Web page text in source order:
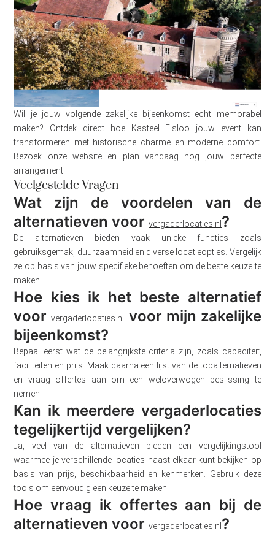
Wil je jouw volgende zakelijke bijeenkomst echt memorabel
maken? Ontdek direct hoe
Kasteel Elsloo jouw event kan
transformeren met historische charme en moderne comfort.
Bezoek onze website en plan vandaag nog jouw perfecte
arrangement.
Veelgestelde Vragen
Wat zijn de voordelen van de
alternatieven voorvergaderlocaties.nl ?
De alternatieven bieden vaak unieke functies zoals
gebruiksgemak, duurzaamheid en diverse locatieopties. Vergelijk
ze op basis van jouw specifieke behoeften om de beste keuze te
maken.
Hoe kies ik het beste alternatief
voorvergaderlocaties.nl
voor mijn zakelijke
bijeenkomst?
Bepaal eerst wat de belangrijkste criteria zijn, zoals capaciteit,
faciliteiten en prijs. Maak daarna een lijst van de topalternatieven
en vraag offertes aan om een weloverwogen beslissing te
nemen.
Kan ik meerdere vergaderlocaties
tegelijkertijd vergelijken?
Ja, veel van de alternatieven bieden een vergelijkingstool
waarmee je verschillende locaties naast elkaar kunt bekijken op
basis van prijs, beschikbaarheid en kenmerken. Gebruik deze
tools om eenvoudig een keuze te maken.
Hoe vraag ik offertes aan bij de
alternatieven voorvergaderlocaties.nl ?